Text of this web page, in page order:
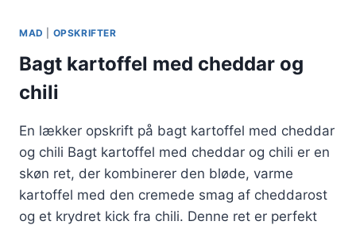
MAD OPSKRIFTER
Bagt kartoffel med cheddar og
chili
En lækker opskrift på bagt kartoffel med cheddar
og chili Bagt kartoffel med cheddar og chili er en
skøn ret, der kombinerer den bløde, varme
kartoffel med den cremede smag af cheddarost
og et krydret kick fra chili. Denne ret er perfekt